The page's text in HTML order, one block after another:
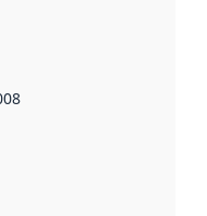
dataene i dette